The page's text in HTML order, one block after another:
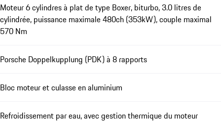
Moteur 6 cylindres à plat de type Boxer, biturbo, 3.0 litres de
cylindrée, puissance maximale 480ch (353kW), couple maximal
570 Nm
Porsche Doppelkupplung (PDK) à 8 rapports
Bloc moteur et culasse en aluminium
Refroidissement par eau, avec gestion thermique du moteur